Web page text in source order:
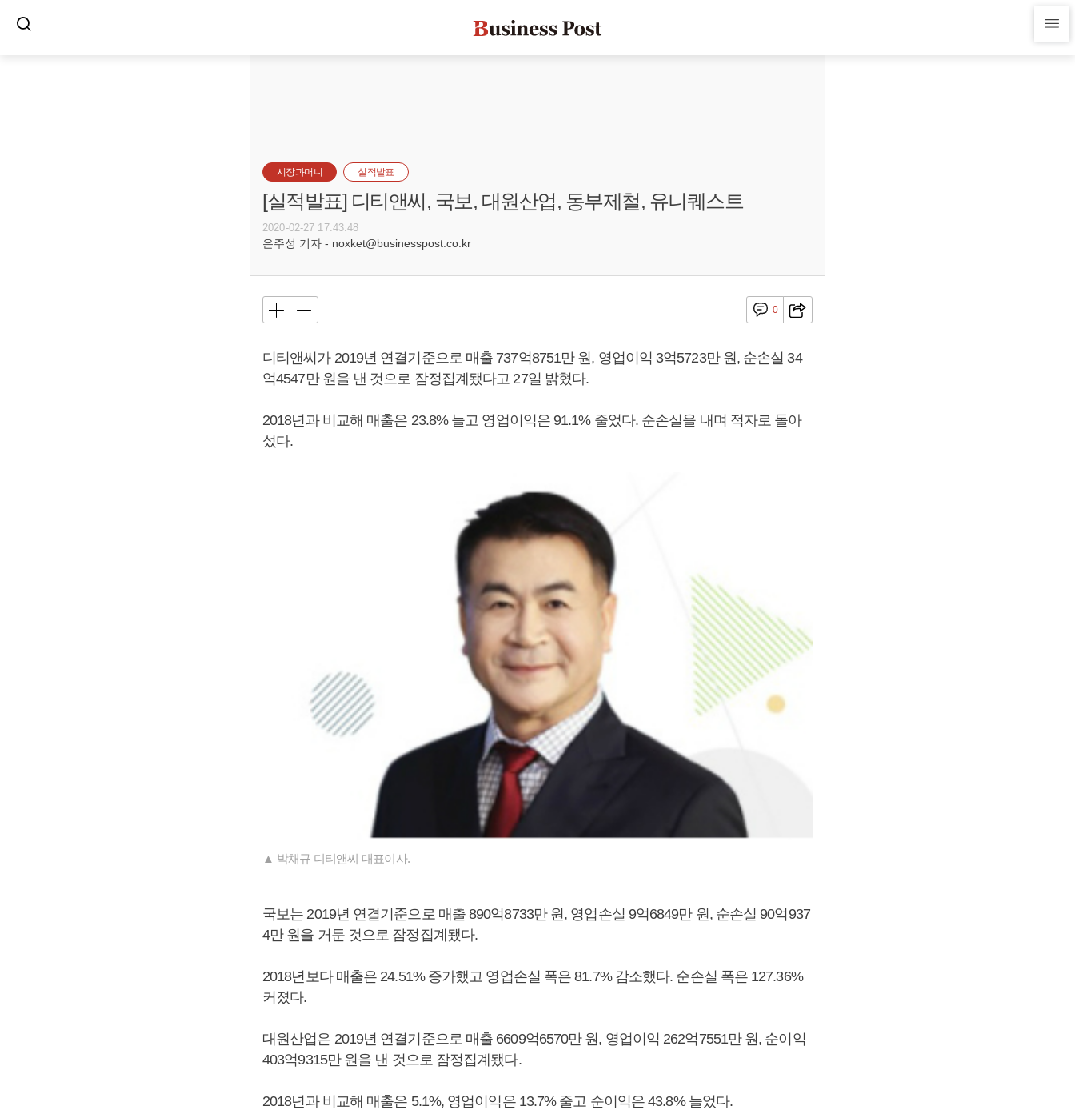
시장과머니 실적발표
[실적발표] 디티앤씨, 국보, 대원산업, 동부제철, 유니퀘스트
2020-02-27 17:43:48
은주성 기자 - noxket@businesspost.co.kr
0
디티앤씨가 2019년 연결기준으로 매출 737억8751만 원, 영업이익 3억5723만 원, 순손실 34
억4547만 원을 낸 것으로 잠정집계됐다고 27일 밝혔다.
2018년과 비교해 매출은 23.8% 늘고 영업이익은 91.1% 줄었다. 순손실을 내며 적자로 돌아
섰다.
▲ 박채규 디티앤씨 대표이사.
국보는 2019년 연결기준으로 매출 890억8733만 원, 영업손실 9억6849만 원, 순손실 90억937
4만 원을 거둔 것으로 잠정집계됐다.
2018년보다 매출은 24.51% 증가했고 영업손실 폭은 81.7% 감소했다. 순손실 폭은 127.36%
커졌다.
대원산업은 2019년 연결기준으로 매출 6609억6570만 원, 영업이익 262억7551만 원, 순이익
403억9315만 원을 낸 것으로 잠정집계됐다.
2018년과 비교해 매출은 5.1%, 영업이익은 13.7% 줄고 순이익은 43.8% 늘었다.